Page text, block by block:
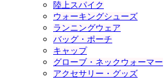
陸上スパイク
ウォーキングシューズ
ランニングウェア
バッグ・ポーチ
キャップ
グローブ・ネックウォーマー
アクセサリー・グッズ